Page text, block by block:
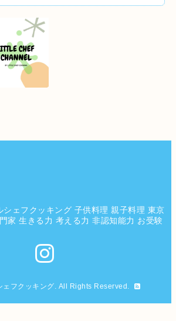
シェフクッキング 子供料理 親子料理 東京
家 生きる力 考える力 非認知能力 お受験
ェフクッキング. All Rights Reserved.